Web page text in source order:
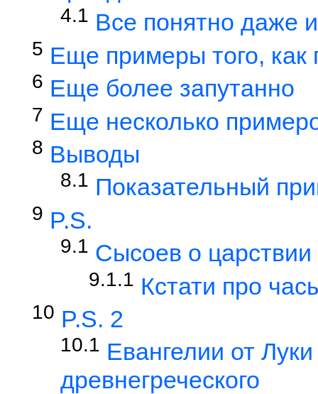
4.1 Все понятно даже
5 Еще примеры того, как
6 Еще более запутанно
7 Еще несколько
8 Выводы
8.1 Показательный
9 P.S.
9.1 Сысоев о
9.1.1 Кстати про
10 P.S. 2
10.1 Евангелии от
древнегреческого